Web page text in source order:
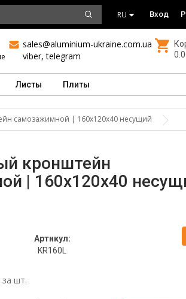
RU Вход
sales@aluminium-ukraine.com.ua
viber,telegram
Листы Плиты
самозажимной | 160х120х40 несущий
кронштейн
| 160х120х40
Артикул:
KR160L
шт.